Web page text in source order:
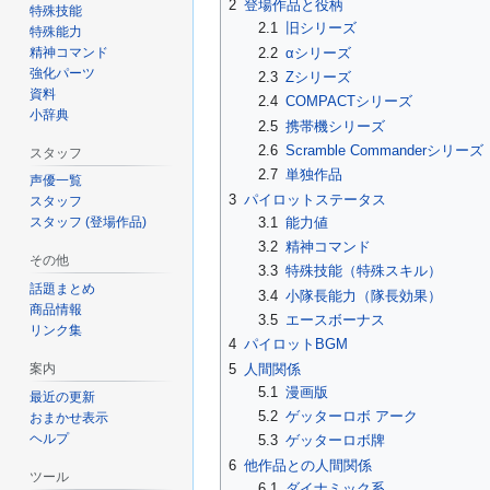
2 登場作品と役柄
2.1
旧シリーズ
2.2 αシリーズ
2.3 Zシリーズ
2.4 COMPACTシリーズ
2.5 携帯機シリーズ
2.6 Scramble Commanderシリーズ
2.7 単独作品
3 パイロットステータス
3.1 能力値
3.2 精神コマンド
3.3 特殊技能（特殊スキル）
3.4 小隊長能力（隊長効果）
3.5 エースボーナス
4 パイロットBGM
5
人間関係
5.1 漫画版
5.2 ゲッターロボ アーク
5.3 ゲッターロボ牌
6 他作品との人間関係
特殊技能
特殊能力
精神コマンド
強化パーツ
資料
小辞典
スタッフ
声優一覧
スタッフ
スタッフ (登場作品)
その他
話題まとめ
商品情報
リンク集
案内
最近の更新
おまかせ表示
ヘルプ
ツール